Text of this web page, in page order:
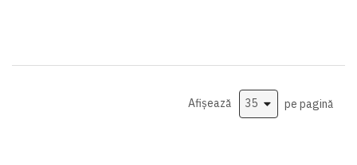
Afișează pe pagină